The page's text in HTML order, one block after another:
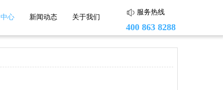
心 新闻动态 关于我们
服务热线
400 863 8288